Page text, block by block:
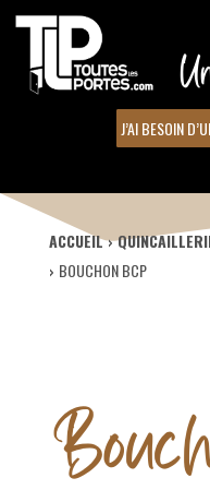
J’AI BESOIN
ACCUEIL
BOUCHON BCP